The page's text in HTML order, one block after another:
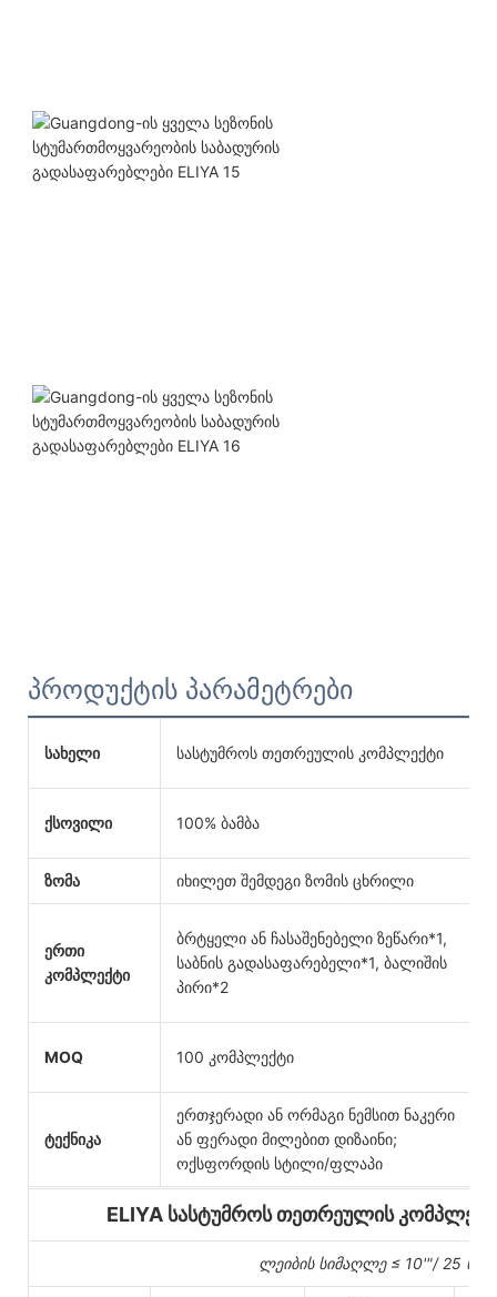
პროდუქტის პარამეტრები
სახელი სასტუმროს თეთრეულის კომპლექტი
ქსოვილი 100% ბამბა
ზომა იხილეთ შემდეგი ზომის ცხრილი
ერთი
კომპლექტი
ბრტყელი ან ჩასაშენებელი ზეწარი*1,
საბნის გადასაფარებელი*1, ბალიშის
პირი*2
MOQ 100 კომპლექტი
ტექნიკა
ერთჯერადი ან ორმაგი ნემსით ნაკერი
ან ფერადი მილებით დიზაინი;
ოქსფორდის სტილი/ფლაპი
ELIYA სასტუმროს თეთრეულის
ლეიბის სიმაღლე ≤ 10'"/ 25 სმ